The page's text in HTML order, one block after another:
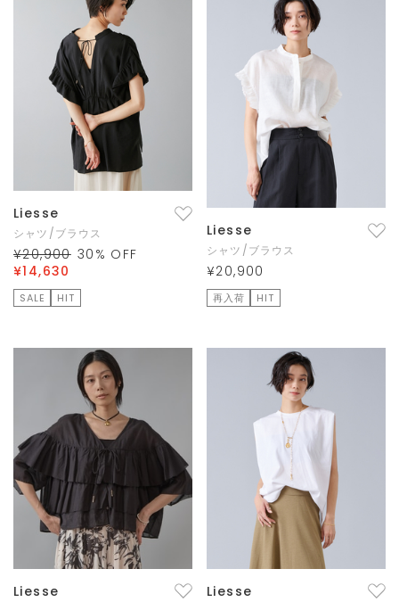
Liesse
シャツ/ブラウス
¥20,900 30 % OFF
¥14,630
SALE HIT
Liesse
シャツ/ブラウス
¥20,900
再入荷 HIT
Liesse Liesse